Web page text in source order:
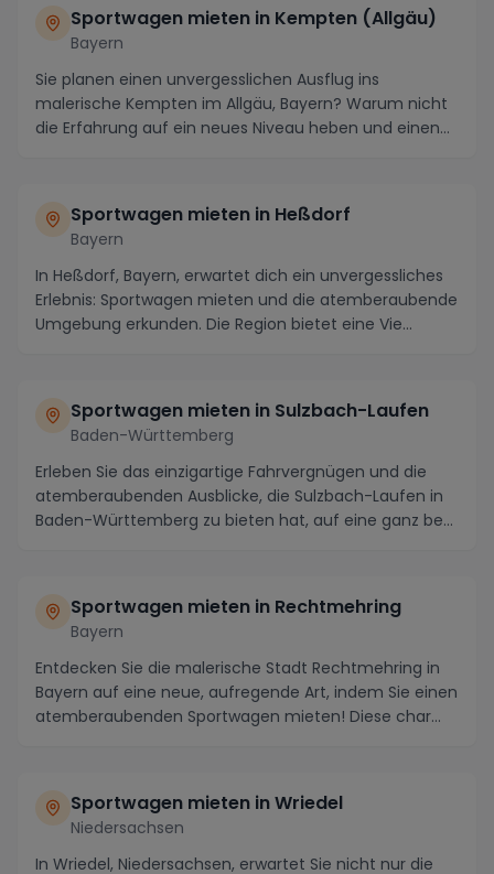
Sportwagen mieten in Kempten (Allgäu)
Bayern
Sie planen einen unvergesslichen Ausflug ins
malerische Kempten im Allgäu, Bayern? Warum nicht
die Erfahrung auf ein neues Niveau heben und einen
Sportwagen mieten in Heßdorf
Bayern
In Heßdorf, Bayern, erwartet dich ein unvergessliches
Erlebnis: Sportwagen mieten und die atemberaubende
Umgebung erkunden. Die Region bietet eine Vie...
Sportwagen mieten in Sulzbach-Laufen
Baden-Württemberg
Erleben Sie das einzigartige Fahrvergnügen und die
atemberaubenden Ausblicke, die Sulzbach-Laufen in
Baden-Württemberg zu bieten hat, auf eine ganz be...
Sportwagen mieten in Rechtmehring
Bayern
Entdecken Sie die malerische Stadt Rechtmehring in
Bayern auf eine neue, aufregende Art, indem Sie einen
atemberaubenden Sportwagen mieten! Diese char...
Sportwagen mieten in Wriedel
Niedersachsen
In Wriedel, Niedersachsen, erwartet Sie nicht nur die